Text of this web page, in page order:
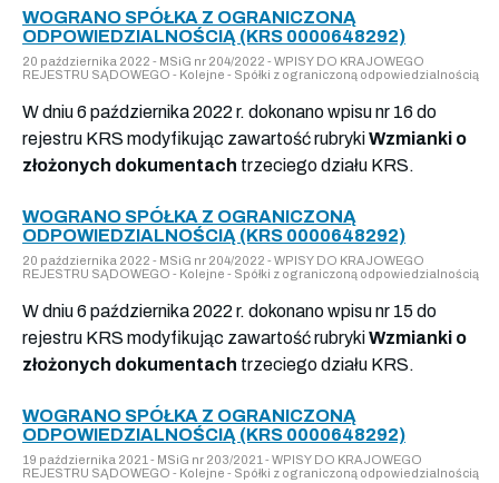
WOGRANO SPÓŁKA Z OGRANICZONĄ
ODPOWIEDZIALNOŚCIĄ (KRS 0000648292)
20 października 2022 - MSiG nr 204/2022 - WPISY DO KRAJOWEGO
REJESTRU SĄDOWEGO - Kolejne - Spółki z ograniczoną odpowiedzialnością
W dniu 6 października 2022 r. dokonano wpisu nr 16 do
rejestru KRS modyfikując zawartość rubrykiWzmianki o
złożonych dokumentach trzeciego działu KRS.
WOGRANO SPÓŁKA Z OGRANICZONĄ
ODPOWIEDZIALNOŚCIĄ (KRS 0000648292)
20 października 2022 - MSiG nr 204/2022 - WPISY DO KRAJOWEGO
REJESTRU SĄDOWEGO - Kolejne - Spółki z ograniczoną odpowiedzialnością
W dniu 6 października 2022 r. dokonano wpisu nr 15 do
rejestru KRS modyfikując zawartość rubrykiWzmianki o
złożonych dokumentach trzeciego działu KRS.
WOGRANO SPÓŁKA Z OGRANICZONĄ
ODPOWIEDZIALNOŚCIĄ (KRS 0000648292)
19 października 2021 - MSiG nr 203/2021 - WPISY DO KRAJOWEGO
REJESTRU SĄDOWEGO - Kolejne - Spółki z ograniczoną odpowiedzialnością